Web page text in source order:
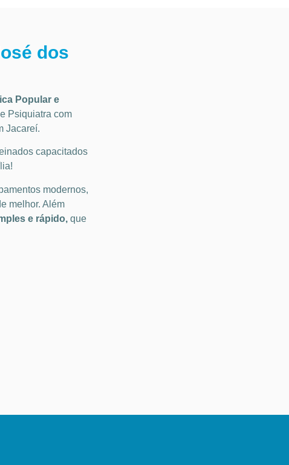
dos
Popular e
Psiquiatra com
Jacareí.
capacitados
modernos,
melhor. Além
e rápido, que